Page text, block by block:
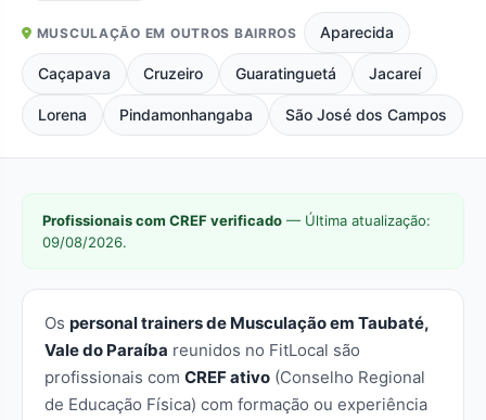
MUSCULAÇÃO EM OUTROS BAIRROS Aparecida
Caçapava Cruzeiro Guaratinguetá Jacareí
Lorena Pindamonhangaba São José dos Campos
Profissionais com CREF verificado — Última atualização:
09/08/2026.
Os personal trainers de Musculação em Taubaté,
Vale do Paraíba reunidos no FitLocal são
profissionais com CREF ativo (Conselho Regional
de Educação Física) com formação ou experiência